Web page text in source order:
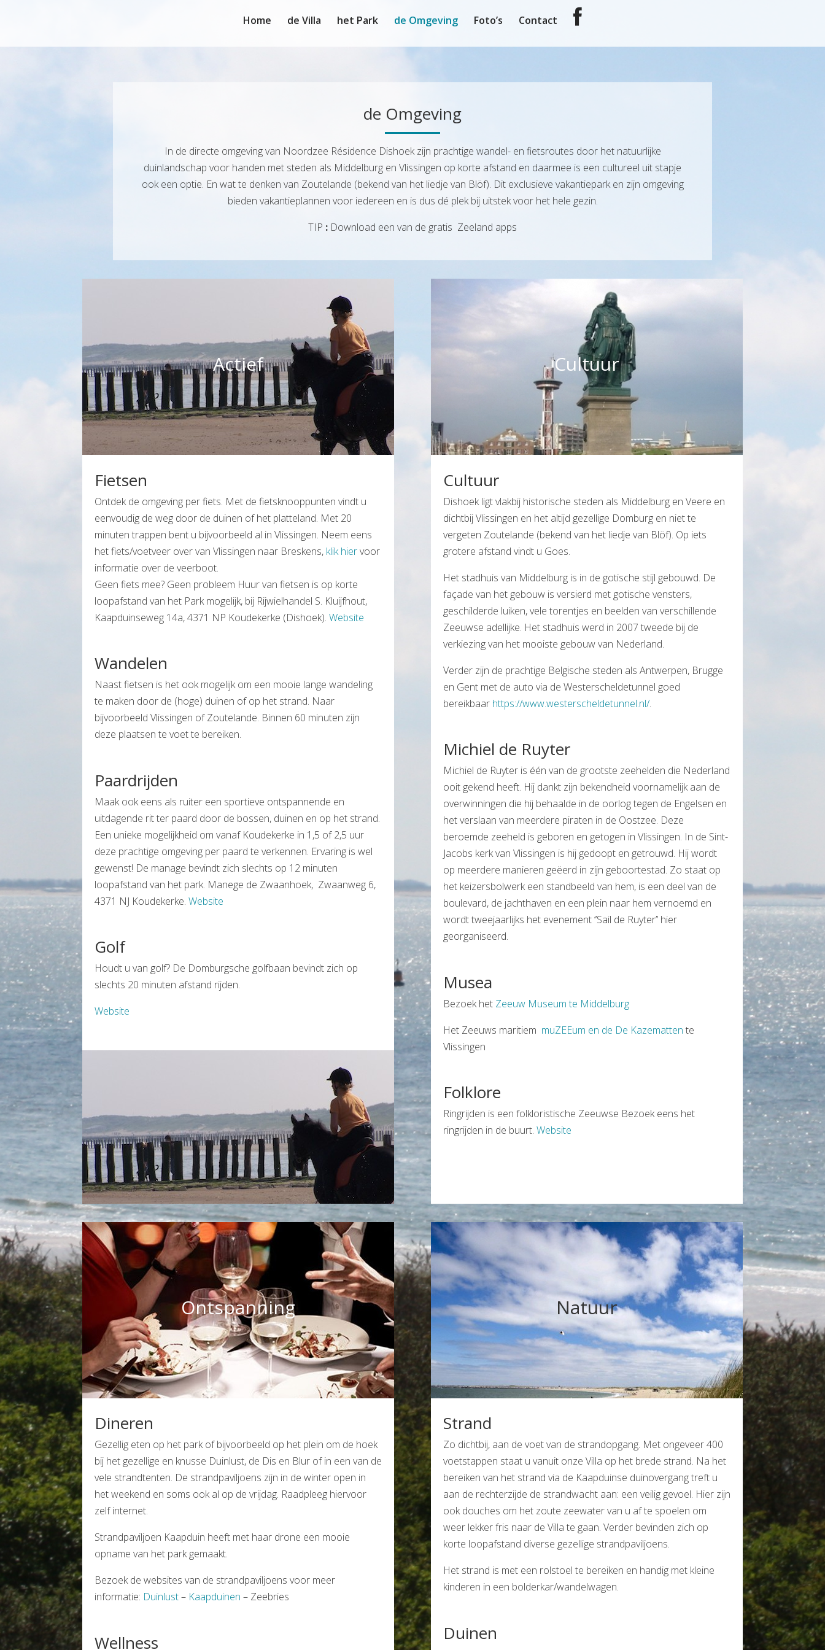
Home de Villa het Park de Omgeving Foto’s Contact
de Omgeving
In de directe omgeving van Noordzee Résidence Dishoek zijn prachtige wandel- en fietsroutes door het natuurlijke
duinlandschap voor handen met steden als Middelburg en Vlissingen op korte afstand en daarmee is een cultureel uit stapje
ook een optie. En wat te denken van Zoutelande (bekend van het liedje van Blöf). Dit exclusieve vakantiepark en zijn omgeving
bieden vakantieplannen voor iedereen en is dus dé plek bij uitstek voor het hele gezin.
TIP : Download een van de gratis Zeeland apps
Actief
Fietsen
Ontdek de omgeving per fiets. Met de fietsknooppunten vindt u
eenvoudig de weg door de duinen of het platteland. Met 20
minuten trappen bent u bijvoorbeeld al in Vlissingen. Neem eens
het fiets/voetveer over van Vlissingen naar Breskens, klik hiervoor
informatie over de veerboot.
Geen fiets mee? Geen probleem Huur van fietsen is op korte
loopafstand van het Park mogelijk, bij Rijwielhandel S. Kluijfhout,
Kaapduinseweg 14a, 4371 NP Koudekerke (Dishoek).Website
Wandelen
Naast fietsen is het ook mogelijk om een mooie lange wandeling
te maken door de (hoge) duinen of op het strand. Naar
bijvoorbeeld Vlissingen of Zoutelande. Binnen 60 minuten zijn
deze plaatsen te voet te bereiken.
Paardrijden
Maak ook eens als ruiter een sportieve ontspannende en
uitdagende rit ter paard door de bossen, duinen en op het strand.
Een unieke mogelijkheid om vanaf Koudekerke in 1,5 of 2,5 uur
deze prachtige omgeving per paard te verkennen. Ervaring is wel
gewenst! De manage bevindt zich slechts op 12 minuten
loopafstand van het park. Manege de Zwaanhoek, Zwaanweg 6,
4371 NJ Koudekerke.Website
Golf
Houdt u van golf? De Domburgsche golfbaan bevindt zich op
slechts 20 minuten afstand rijden.
Website
Cultuur
Cultuur
Dishoek ligt vlakbij historische steden als Middelburg en Veere en
dichtbij Vlissingen en het altijd gezellige Domburg en niet te
vergeten Zoutelande (bekend van het liedje van Blöf). Op iets
grotere afstand vindt u Goes.
Het stadhuis van Middelburg is in de gotische stijl gebouwd. De
façade van het gebouw is versierd met gotische vensters,
geschilderde luiken, vele torentjes en beelden van verschillende
Zeeuwse adellijke. Het stadhuis werd in 2007 tweede bij de
verkiezing van het mooiste gebouw van Nederland.
Verder zijn de prachtige Belgische steden als Antwerpen, Brugge
en Gent met de auto via de Westerscheldetunnel goed
bereikbaar https://www.westerscheldetunnel.nl/.
Michiel de Ruyter
Michiel de Ruyter is één van de grootste zeehelden die Nederland
ooit gekend heeft. Hij dankt zijn bekendheid voornamelijk aan de
overwinningen die hij behaalde in de oorlog tegen de Engelsen en
het verslaan van meerdere piraten in de Oostzee. Deze
beroemde zeeheld is geboren en getogen in Vlissingen. In de Sint-
Jacobs kerk van Vlissingen is hij gedoopt en getrouwd. Hij wordt
op meerdere manieren geëerd in zijn geboortestad. Zo staat op
het keizersbolwerk een standbeeld van hem, is een deel van de
boulevard, de jachthaven en een plein naar hem vernoemd en
wordt tweejaarlijks het evenement ‘’Sail de Ruyter’’ hier
georganiseerd.
Musea
Bezoek het Zeeuw Museum te Middelburg
Het Zeeuws maritiem muZEEum en de De Kazematten te
Vlissingen
Folklore
Ringrijden is een folkloristische Zeeuwse Bezoek eens het
ringrijden in de buurt. Website
Ontspanning
Dineren
Gezellig eten op het park of bijvoorbeeld op het plein om de hoek
bij het gezellige en knusse Duinlust, de Dis en Blur of in een van de
vele strandtenten. De strandpaviljoens zijn in de winter open in
het weekend en soms ook al op de vrijdag. Raadpleeg hiervoor
zelf internet.
Strandpaviljoen Kaapduin heeft met haar drone een mooie
opname van het park gemaakt.
Bezoek de websites van de strandpaviljoens voor meer
informatie: Duinlust– Kaapduinen – Zeebries
Wellness
Natuur
Strand
Zo dichtbij, aan de voet van de strandopgang. Met ongeveer 400
voetstappen staat u vanuit onze Villa op het brede strand. Na het
bereiken van het strand via de Kaapduinse duinovergang treft u
aan de rechterzijde de strandwacht aan: een veilig gevoel. Hier zijn
ook douches om het zoute zeewater van u af te spoelen om
weer lekker fris naar de Villa te gaan. Verder bevinden zich op
korte loopafstand diverse gezellige strandpaviljoens.
Het strand is met een rolstoel te bereiken en handig met kleine
kinderen in een bolderkar/wandelwagen.
Duinen